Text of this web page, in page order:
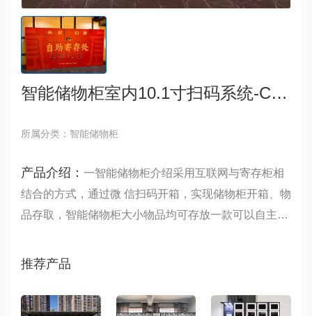
智能储物柜室内10.1寸扫码系统-CW1
所属分类：智能储物柜
产品介绍： 一智能储物柜介绍采用互联网与寄存柜相
结合的方式，通过微 信扫码开箱，实现储物柜开箱、物
品存取，智能储物柜大小物品均可存放一款可以自主扫
推荐产品